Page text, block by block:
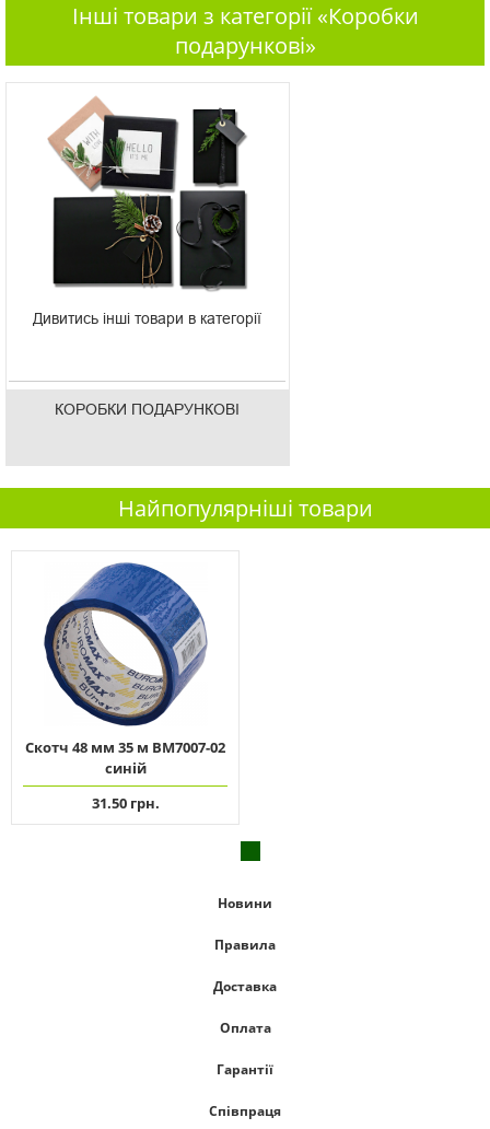
Інші товари з категорії «Коробки
подарункові»
Дивитись інші товари в категорії
КОРОБКИ ПОДАРУНКОВІ
Найпопулярніші товари
Скотч 48 мм 35 м ВМ7007-02
синій
31.50 грн.
Новини
Правила
Доставка
Оплата
Гарантії
Співпраця